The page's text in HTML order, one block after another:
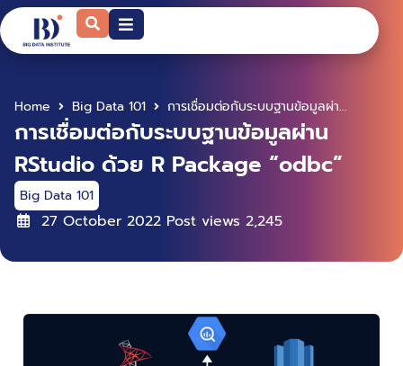
Home Big Data 101 การเชื่อมต่อกับระบบฐานข้อมูลผ่าน RStudio ด้วย R Package “odbc”
การเชื่อมต่อกับระบบฐานข้อมูลผ่าน
RStudio ด้วย R Package “odbc”
Big Data 101
27 October 2022 Post views 2,245